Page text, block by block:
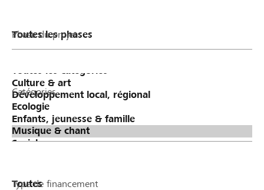
Phase du projet
Catégories
Type de financement